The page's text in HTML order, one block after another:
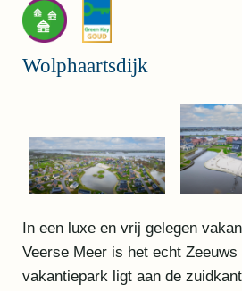
Wolphaartsdijk
In een luxe en vrij gelegen
Veerse Meer is het echt Zeeuws
vakantiepark ligt aan de